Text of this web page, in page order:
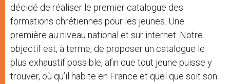
décidé de réaliser le premier catalogue des
formations chrétiennes pour les jeunes. Une
première au niveau national et sur internet. Notre
objectif est, à terme, de proposer un catalogue le
plus exhaustif possible, afin que tout jeune puisse y
trouver, où qu’il habite en France et quel que soit son